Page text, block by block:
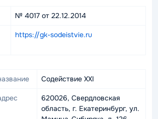
№ 4017 от 22.12.2014
https://gk-sodeistvie.ru
Содействие XXI
620026, Свердловская
область, г. Екатеринбург, ул.